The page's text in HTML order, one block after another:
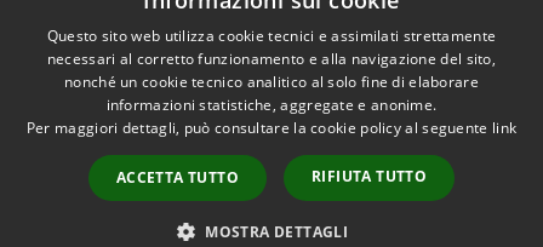
Accessibilità
Copyright © 2026 • Comune di
Orio al Serio • Powered by
Municipium•
Accesso
redazione
Questo sito web utilizza cookie tecnici e assimilati strettamente
necessari al corretto funzionamento e alla navigazione del sito,
nonché un cookie tecnico analitico al solo fine di elaborare
informazioni statistiche, aggregate e anonime.
Per maggiori dettagli, può consultare la cookie policy al seguente link
ACCETTA TUTTO RIFIUTA TUTTO
MOSTRA DETTAGLI